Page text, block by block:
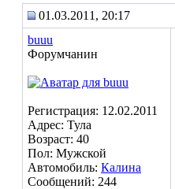
01.03.2011, 20:17
buuu
Форумчанин
Регистрация: 12.02.2011
Адрес: Тула
Возраст: 40
Пол: Мужской
Автомобиль: Калина
Сообщений: 244